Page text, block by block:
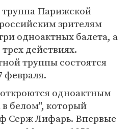
Парижской
зрителям
одноактных балета, а
действиях.
труппы состоятся
февраля.
одноактным
белом", который
Серж Лифарь. Впервые